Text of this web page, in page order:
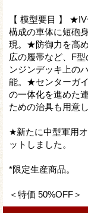
【 模型要目 】
構成の車体に短砲
現。★防御力を高
広の履帯など、F
ンジンデッキ上の
能。★センターガ
の一体化を進めた
ための治具も用意
★新たに中型軍用
ットしました。
*限定生産商品。
＜特価 50%OFF＞